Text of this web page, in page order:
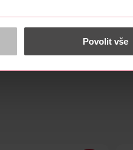
které mohou nést osobní údaje.
Povolit vše